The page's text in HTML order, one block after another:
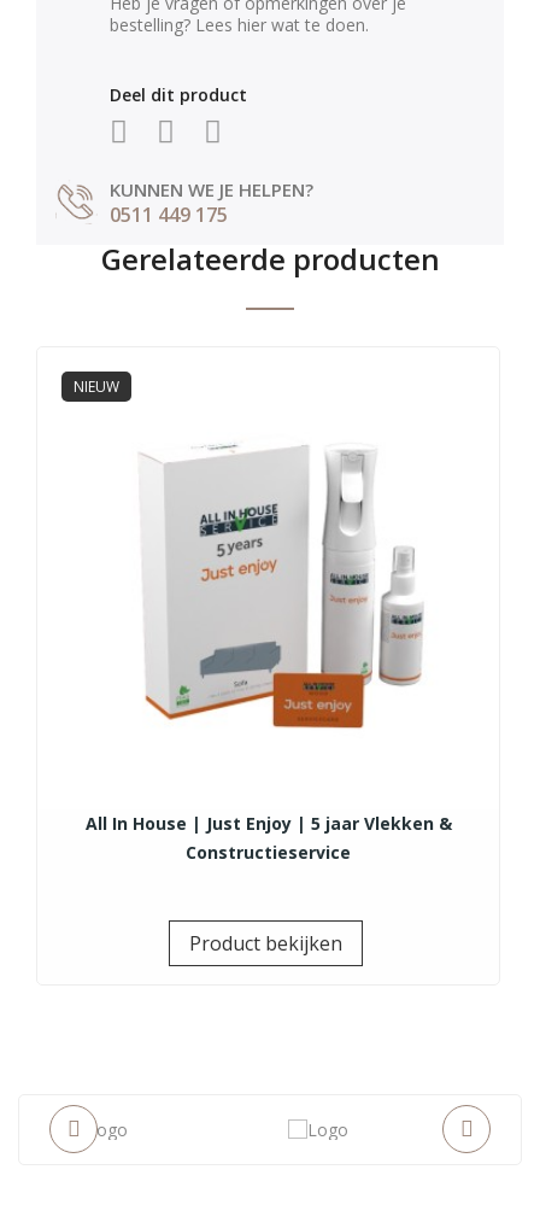
bestelling? Lees hier wat te doen.
Deel dit product
KUNNEN WE JE HELPEN?
0511 449 175
Gerelateerde producten
NIEUW
All In House | Just Enjoy | 5 jaar Vlekken &
Constructieservice
Product bekijken